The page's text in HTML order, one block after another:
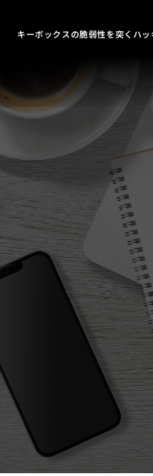
キーボックスの脆弱性を突くハ